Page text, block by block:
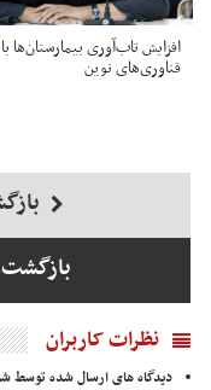
افزایش تاب‌آوری بیمارستان‌ها با
فناوری‌های نوین
نظرات کاربران
دیدگاه های ارسال شده توسط